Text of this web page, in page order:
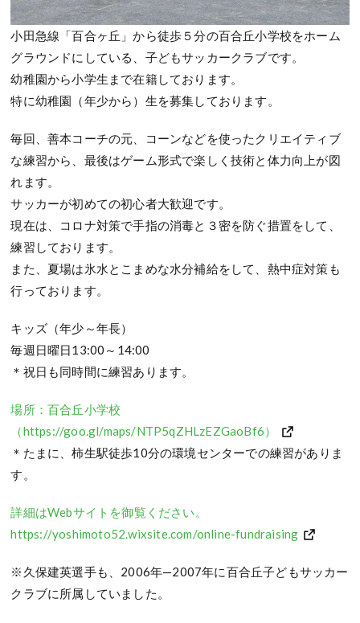
小田急線「百合ヶ丘」から徒歩５分の百合丘小学校をホーム
グラウンドにしている、子どもサッカークラブです。
幼稚園から小学生まで在籍しております。
特に幼稚園（年少から）生を募集しております。
毎回、善本コーチの元、コーンなどを使ったクリエイティブ
な練習から、最後はゲーム形式で楽しく技術と体力向上が図
れます。
サッカーが初めての初心者大歓迎です。
現在は、コロナ対策で手指の消毒と３密を防ぐ措置をして、
練習しております。
また、夏場は氷水とこまめな水分補給をして、熱中症対策も
行っております。
キッズ（年少～年長）
毎週日曜日13:00～14:00
＊祝日も同時間に練習あります。
場所：百合丘小学校
（https://goo.gl/maps/NTP5qZHLzEZGaoBf6）
＊たまに、柿生駅徒歩10分の環境センターでの練習がありま
す。
詳細はWebサイトを御覧ください。
https://yoshimoto52.wixsite.com/online-fundraising
※久保建英選手も、2006年—2007年に百合丘子どもサッカー
クラブに所属していました。